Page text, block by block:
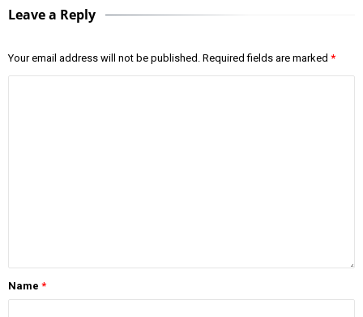
Leave a Reply
Your email address will not be published. Required fields are marked *
Name *